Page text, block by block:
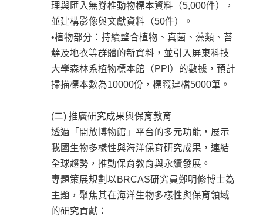
理與匯入無脊椎動物標本資料（5,000件），
並建構影像與文獻資料（50件）。
•植物部分：持續整合植物、真菌、藻類、苔
蘚及地衣等群體的新資料，並引入屏東科技
大學森林系植物標本館（PPI）的數據，預計
掃描標本數為10000份，標籤建檔5000筆。
(二) 推廣研究成果與保育教育
透過「開放博物館」平台的多元功能，展示
我國生物多樣性與海洋保育研究成果，連結
全球趨勢，推動保育教育與永續發展。
專題策展規劃以BRCAS研究員鄭明修博士為
主題，聚焦其在海洋生物多樣性與保育領域
的研究貢獻：